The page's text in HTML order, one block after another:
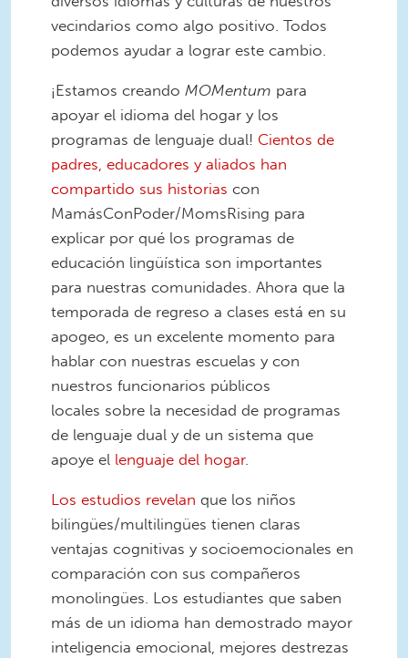
vecindarios como algo positivo. Todos
podemos ayudar a lograr este cambio.
¡Estamos creando MOMentum para
apoyar el idioma del hogar y los
programas de lenguaje dual! Cientos de
padres, educadores y aliados han
compartido sus historias con
MamásConPoder/MomsRising para
explicar por qué los programas de
educación lingüística son importantes
para nuestras comunidades. Ahora que la
temporada de regreso a clases está en su
apogeo, es un excelente momento para
hablar con nuestras escuelas y con
nuestros funcionarios públicos
locales sobre la necesidad de programas
de lenguaje dual y de un sistema que
apoye el lenguaje del hogar.
Los estudios revelan que los niños
bilingües/multilingües tienen claras
ventajas cognitivas y socioemocionales en
comparación con sus compañeros
monolingües. Los estudiantes que saben
más de un idioma han demostrado mayor
inteligencia emocional, mejores destrezas